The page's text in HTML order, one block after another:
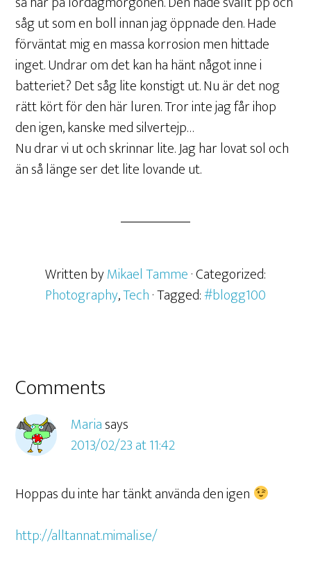
såg ut som en boll innan jag öppnade den. Hade
förväntat mig en massa korrosion men hittade
inget. Undrar om det kan ha hänt något inne i
batteriet? Det såg lite konstigt ut. Nu är det nog
rätt kört för den här luren. Tror inte jag får ihop
den igen, kanske med silvertejp…
Nu drar vi ut och skrinnar lite. Jag har lovat sol och
än så länge ser det lite lovande ut.
Written byMikael Tamme· Categorized:
Photography,Tech· Tagged:#blogg100
Comments
Mariasays
2013/02/23 at 11:42
Hoppas du inte har tänkt använda den igen
http://alltannat.mimali.se/